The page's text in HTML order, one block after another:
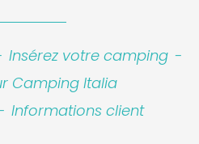
Insérez votre camping -
Camping Italia
Informations client